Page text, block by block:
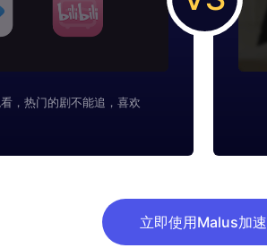
，热门的剧不能追，喜欢
立即使用Malus加速